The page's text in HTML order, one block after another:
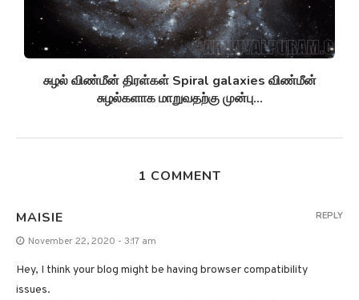
சுழல் விண்மீன் திரள்கள் Spiral galaxies விண்மீன்
சுழல்களாக மாறுவதற்கு முன்பு...
1 COMMENT
MAISIE
November 22, 2020 - 3:17 am
Hey, I think your blog might be having browser compatibility
issues.
REPLY